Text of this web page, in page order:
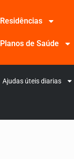
Residências
Planos de Saúde
Ajudas úteis diarias